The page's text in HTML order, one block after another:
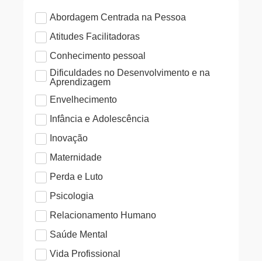
Abordagem Centrada na Pessoa
Atitudes Facilitadoras
Conhecimento pessoal
Dificuldades no Desenvolvimento e na
Aprendizagem
Envelhecimento
Infância e Adolescência
Inovação
Maternidade
Perda e Luto
Psicologia
Relacionamento Humano
Saúde Mental
Vida Profissional